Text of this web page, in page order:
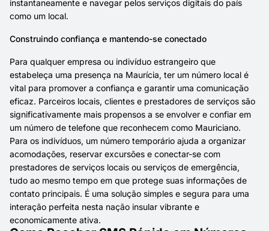
instantaneamente e navegar pelos serviços digitais do país
como um local.
Construindo confiança e mantendo-se conectado
Para qualquer empresa ou indivíduo estrangeiro que
estabeleça uma presença na Maurícia, ter um número local é
vital para promover a confiança e garantir uma comunicação
eficaz. Parceiros locais, clientes e prestadores de serviços são
significativamente mais propensos a se envolver e confiar em
um número de telefone que reconhecem como Mauriciano.
Para os indivíduos, um número temporário ajuda a organizar
acomodações, reservar excursões e conectar-se com
prestadores de serviços locais ou serviços de emergência,
tudo ao mesmo tempo em que protege suas informações de
contato principais. É uma solução simples e segura para uma
interação perfeita nesta nação insular vibrante e
economicamente ativa.